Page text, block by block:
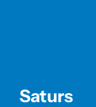
Saturs